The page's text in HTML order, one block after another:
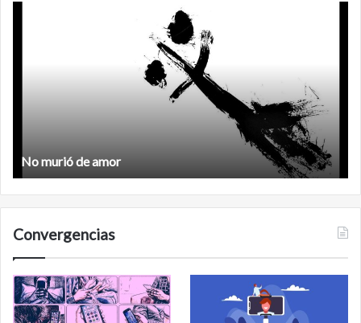
Feminismo
Convergencias